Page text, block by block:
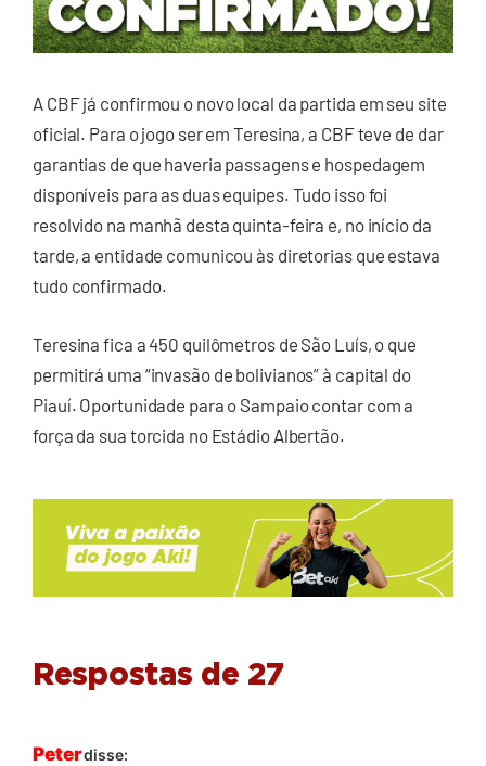
A CBF já confirmou o novo local da partida em seu site
oficial. Para o jogo ser em Teresina, a CBF teve de dar
garantias de que haveria passagens e hospedagem
disponíveis para as duas equipes. Tudo isso foi
resolvido na manhã desta quinta-feira e, no início da
tarde, a entidade comunicou às diretorias que estava
tudo confirmado.
Teresina fica a 450 quilômetros de São Luís, o que
permitirá uma “invasão de bolivianos” à capital do
Piauí. Oportunidade para o Sampaio contar com a
força da sua torcida no Estádio Albertão.
Respostas de 27
Peterdisse: